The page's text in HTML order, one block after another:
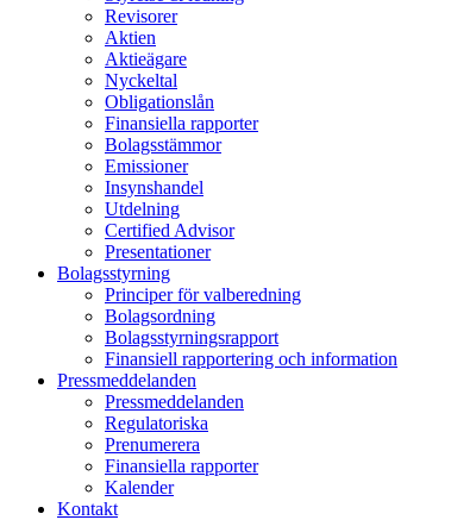
Revisorer
Aktien
Aktieägare
Nyckeltal
Obligationslån
Finansiella rapporter
Bolagsstämmor
Emissioner
Insynshandel
Utdelning
Certified Advisor
Presentationer
Bolagsstyrning
Principer för valberedning
Bolagsordning
Bolagsstyrningsrapport
Finansiell rapportering och information
Pressmeddelanden
Pressmeddelanden
Regulatoriska
Prenumerera
Finansiella rapporter
Kalender
Kontakt